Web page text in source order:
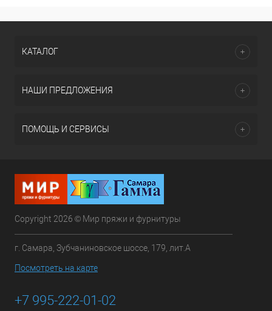
КАТАЛОГ
НАШИ ПРЕДЛОЖЕНИЯ
ПОМОЩЬ И СЕРВИСЫ
Copyright 2026 © Мир пряжи и фурнитуры
г. Самара, Зубчаниновское шоссе, 179, лит.А
Посмотреть на карте
+7 995-222-01-02